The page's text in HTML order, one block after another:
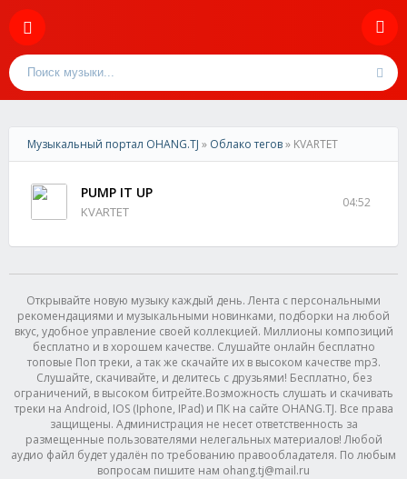
Музыкальный портал OHANG.TJ » Облако тегов» KVARTET
PUMP IT UP
KVARTET
04:52
Открывайте новую музыку каждый день. Лента с персональными
рекомендациями и музыкальными новинками, подборки на любой
вкус, удобное управление своей коллекцией. Миллионы композиций
бесплатно и в хорошем качестве. Слушайте онлайн бесплатно
топовые Поп треки, а так же скачайте их в высоком качестве mp3.
Слушайте, скачивайте, и делитесь с друзьями! Бесплатно, без
ограничений, в высоком битрейте.Возможность слушать и скачивать
треки на Android, IOS (Iphone, IPad) и ПК на сайте OHANG.TJ. Все права
защищены. Администрация не несет ответственность за
размещенные пользователями нелегальных материалов! Любой
аудио файл будет удалён по требованию правообладателя. По любым
вопросам пишите нам ohang.tj@mail.ru